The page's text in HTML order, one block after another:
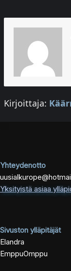
Kirjoittaja:
Yhteydenotto
Yksityistä asiaa
Sivuston ylläpitäjät
Elandra
EmppuOmppu